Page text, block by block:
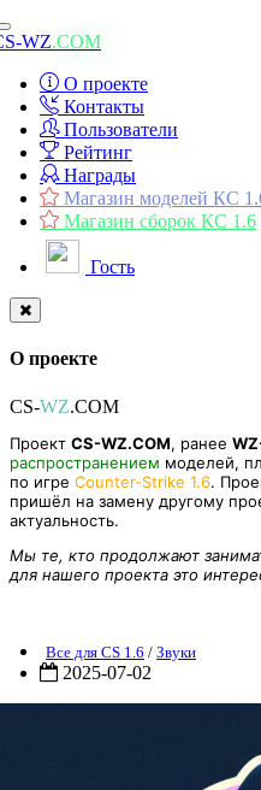
Toggle
navigation
WZ.COM
О проекте
Контакты
Пользователи
Рейтинг
Награды
Магазин моделей КС
Магазин сборок КС 1.6
Гость
О проекте
CS-WZ.COM
Проект CS-WZ.COM, ранее
распространением моделей,
по игре Counter-Strike 1.6.
пришёл на замену другому
актуальность.
Мы те, кто продолжают
для нашего проекта это
Все для CS 1.6 / Звуки
2025-07-02